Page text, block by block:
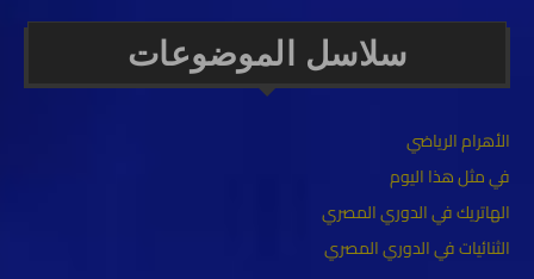
سلاسل الموضوعات
الأهرام الرياضي
في مثل هذا اليوم
الهاتريك في الدوري المصري
الثنائيات في الدوري المصري